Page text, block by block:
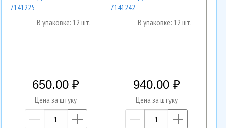
7141225
В упаковке: 12 шт.
650.00
Цена за штуку
—
7141242
В упаковке: 12 шт.
940.00
Цена за штуку
—